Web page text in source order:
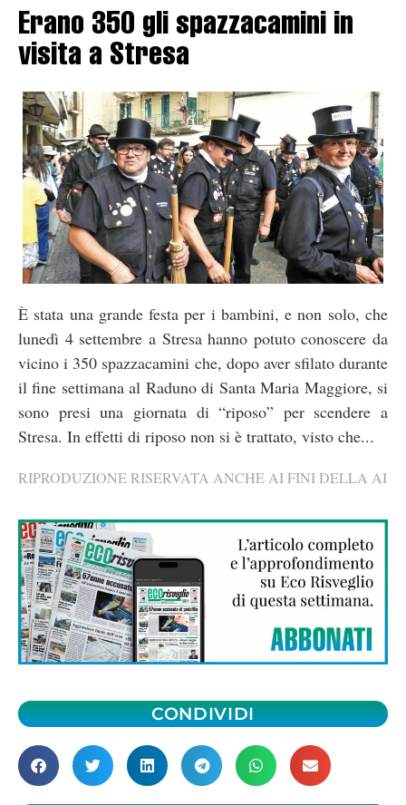
Erano 350 gli spazzacamini in
visita a Stresa
È stata una grande festa per i bambini, e non solo, che
lunedì 4 settembre a Stresa hanno potuto conoscere da
vicino i 350 spazzacamini che, dopo aver sfilato durante
il fine settimana al Raduno di Santa Maria Maggiore, si
sono presi una giornata di “riposo” per scendere a
Stresa. In effetti di riposo non si è trattato, visto che...
RIPRODUZIONE RISERVATA ANCHE AI FINI DELLA AI
CONDIVIDI